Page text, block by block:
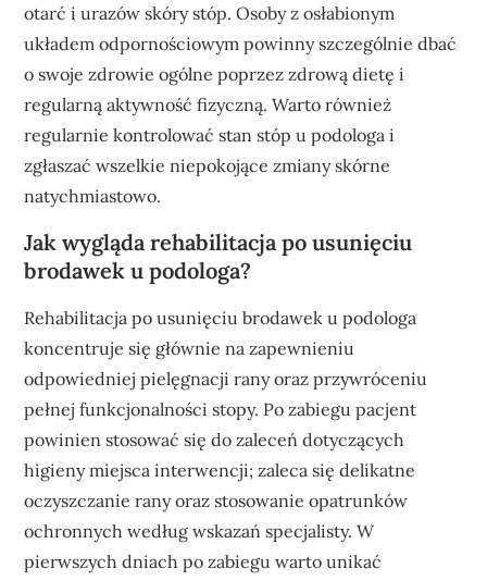
otarć i urazów skóry stóp. Osoby z osłabionym
układem odpornościowym powinny szczególnie dbać
o swoje zdrowie ogólne poprzez zdrową dietę i
regularną aktywność fizyczną. Warto również
regularnie kontrolować stan stóp u podologa i
zgłaszać wszelkie niepokojące zmiany skórne
natychmiastowo.
Jak wygląda rehabilitacja po usunięciu
brodawek u podologa?
Rehabilitacja po usunięciu brodawek u podologa
koncentruje się głównie na zapewnieniu
odpowiedniej pielęgnacji rany oraz przywróceniu
pełnej funkcjonalności stopy. Po zabiegu pacjent
powinien stosować się do zaleceń dotyczących
higieny miejsca interwencji; zaleca się delikatne
oczyszczanie rany oraz stosowanie opatrunków
ochronnych według wskazań specjalisty. W
pierwszych dniach po zabiegu warto unikać